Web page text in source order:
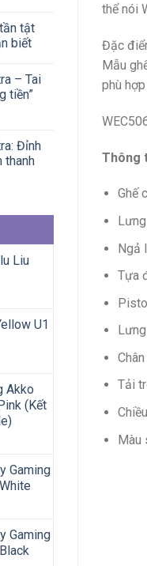
tật
biết
– Tai
tiền”
Đỉnh
thanh
Liu
U1
Akko
(Kết
Gaming
Gaming
thể nói
Đặc
Mẫu
phù
Thông
Ghế
Ngả
Tựa
Tải
Màu